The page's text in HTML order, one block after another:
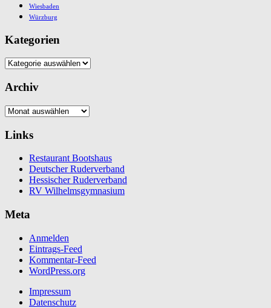
Wiesbaden
Würzburg
Kategorien
Kategorien
Archiv
Archiv
Links
Restaurant Bootshaus
Deutscher Ruderverband
Hessischer Ruderverband
RV Wilhelmsgymnasium
Meta
Anmelden
Eintrags-Feed
Kommentar-Feed
WordPress.org
Impressum
Datenschutz